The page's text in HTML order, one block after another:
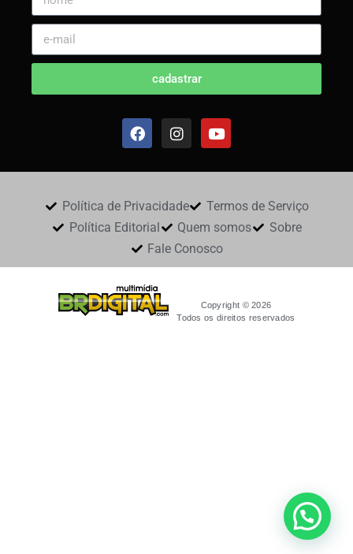
cadastrar
Política de Privacidade
Termos de Serviço
Política Editorial
Quem somos
Sobre
Fale Conosco
Copyright © 2026
Todos os direitos reservados